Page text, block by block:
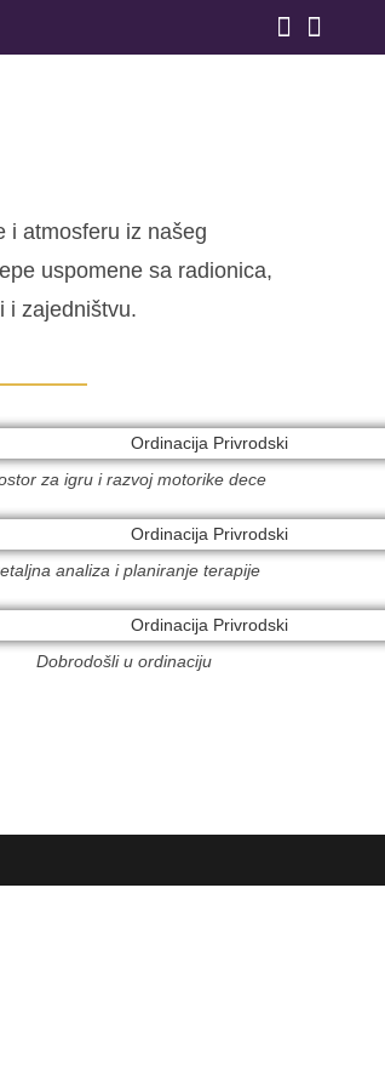
i atmosferu iz našeg
uspomene sa radionica,
i zajedništvu.
za igru i razvoj motorike dece
analiza i planiranje terapije
Dobrodošli u ordinaciju